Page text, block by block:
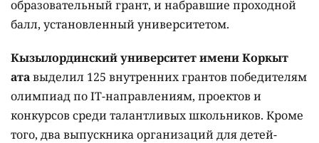
образовательный грант, и набравшие проходной
балл, установленный университетом.
Кызылординский университет имени Коркыт
атавыделил 125 внутренних грантов победителям
олимпиад по IT-направлениям, проектов и
конкурсов среди талантливых школьников. Кроме
того, два выпускника организаций для детей-